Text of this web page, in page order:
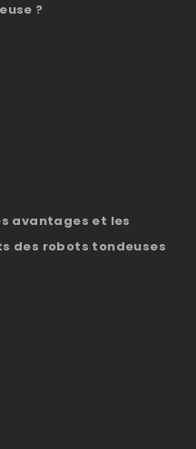
?
avantages et les
des robots tondeuses